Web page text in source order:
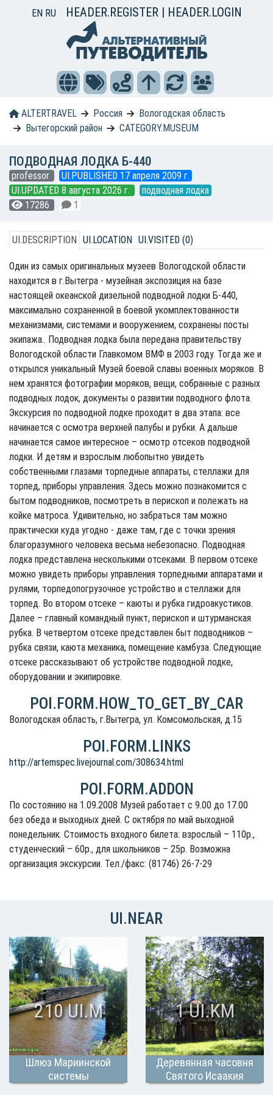
EN RU HEADER.REGISTER | HEADER.LOGIN
ALTERTRAVEL Россия
Вологодская область
Вытегорский район
CATEGORY.MUSEUM
ПОДВОДНАЯ ЛОДКА Б-440
professor
UI.PUBLISHED 17 апреля 2009 г.
UI.UPDATED 8 августа 2026 г.
подводная лодка
17286
1
UI.DESCRIPTION UI.LOCATION UI.VISITED (0)
Один из самых оригинальных музеев Вологодской области
находится в г.Вытегра - музейная экспозиция на базе
настоящей океанской дизельной подводной лодки Б-440,
максимально сохраненной в боевой укомплектованности
механизмами, системами и вооружением, сохранены посты
экипажа.. Подводная лодка была передана правительству
Вологодской области Главкомом ВМФ в 2003 году. Тогда же и
открылся уникальный Музей боевой славы военных моряков. В
нем хранятся фотографии моряков, вещи, собранные с разных
подводных лодок, документы о развитии подводного флота.
Экскурсия по подводной лодке проходит в два этапа: все
начинается с осмотра верхней палубы и рубки. А дальше
начинается самое интересное – осмотр отсеков подводной
лодки. И детям и взрослым любопытно увидеть
собственными глазами торпедные аппараты, стеллажи для
торпед, приборы управления. Здесь можно познакомится с
бытом подводников, посмотреть в перископ и полежать на
койке матроса. Удивительно, но забраться там можно
практически куда угодно - даже там, где с точки зрения
благоразумного человека весьма небезопасно. Подводная
лодка представлена несколькими отсеками. В первом отсеке
можно увидеть приборы управления торпедными аппаратами и
рулями, торпедопогрузочное устройство и стеллажи для
торпед. Во втором отсеке – каюты и рубка гидроакустиков.
Далее – главный командный пункт, перископ и штурманская
рубка. В четвертом отсеке представлен быт подводников –
рубка связи, каюта механика, помещение камбуза. Следующие
отсеке рассказывают об устройстве подводной лодке,
оборудовании и экипировке.
POI.FORM.HOW_TO_GET_BY_CAR
Вологодская область, г.Вытегра, ул. Комсомольская, д.15
POI.FORM.LINKS
http://artemspec.livejournal.com/308634.html
POI.FORM.ADDON
По состоянию на 1.09.2008 Музей работает с 9.00 до 17.00
без обеда и выходных дней. С октября по май выходной
понедельник. Стоимость входного билета: взрослый – 110р.,
студенческий – 60р., для школьников – 25р. Возможна
организация экскурсии. Тел./факс: (81746) 26-7-29
UI.NEAR
Шлюз Мариинской
системы
210 UI.M
Деревянная часовня
Святого Исаакия
1 UI.KM